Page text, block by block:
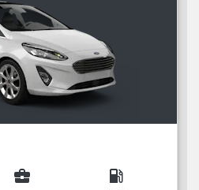
business_center local_gas_station